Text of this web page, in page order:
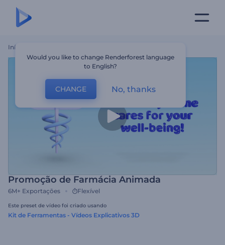
Início
Promoção de Farmácia Animada
6M+ Exportações Flexível
Este preset de vídeo foi criado usando
Kit de Ferramentas - Vídeos Explicativos 3D
Would you like to change Renderforest language
to English?
CHANGE No, thanks